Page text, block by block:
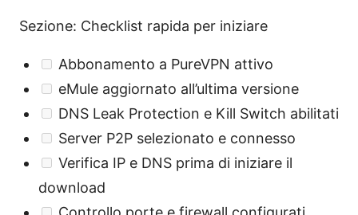
Sezione: Checklist rapida per iniziare
Abbonamento a PureVPN attivo
eMule aggiornato all’ultima versione
DNS Leak Protection e Kill Switch abilitati
Server P2P selezionato e connesso
Verifica IP e DNS prima di iniziare il
download